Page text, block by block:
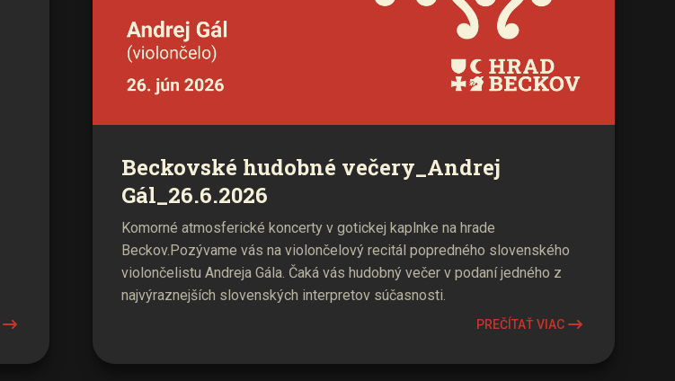
Beckovské hudobné večery_Andrej
Gál_26.6.2026
Komorné atmosferické koncerty v gotickej kaplnke na hrade
Beckov.‍Pozývame vás na violončelový recitál popredného slovenského
violončelistu Andreja Gála. Čaká vás hudobný večer v podaní jedného z
najvýraznejších slovenských interpretov súčasnosti.
PREČÍTAŤ VIAC